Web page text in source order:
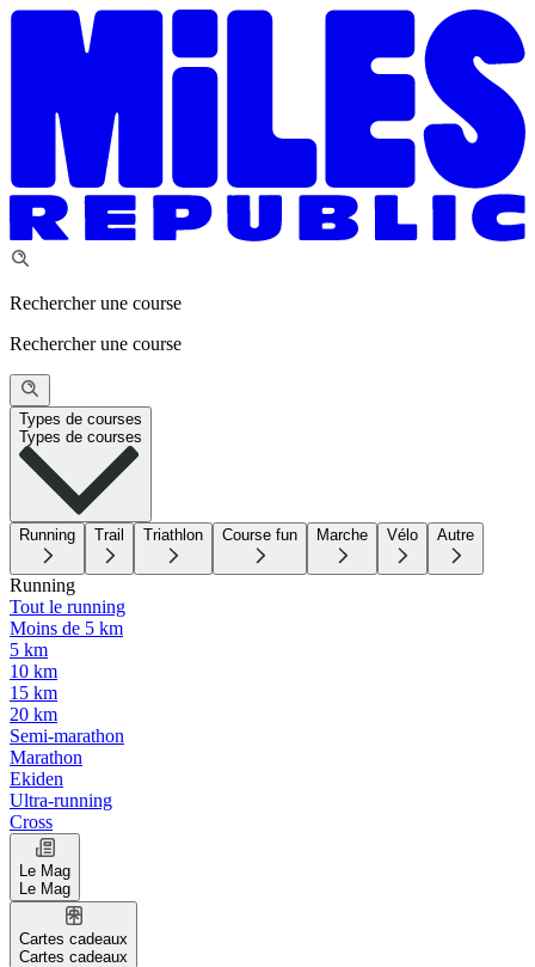
Rechercher une course
Rechercher une course
Types de courses
Types de courses
Running Trail Triathlon Course fun Marche Vélo Autre
Running
Tout le running
Moins de 5 km
5 km
10 km
15 km
20 km
Semi-marathon
Marathon
Ekiden
Ultra-running
Cross
Le Mag
Le Mag
Cartes cadeaux
Cartes cadeaux